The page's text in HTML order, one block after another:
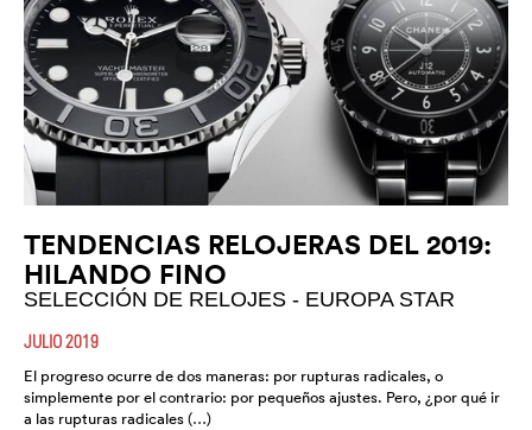
TENDENCIAS RELOJERAS DEL 2019:
HILANDO FINO
SELECCIÓN DE RELOJES - EUROPA STAR
JULIO 2019
El progreso ocurre de dos maneras: por rupturas radicales, o
simplemente por el contrario: por pequeños ajustes. Pero, ¿por qué ir
a las rupturas radicales (…)